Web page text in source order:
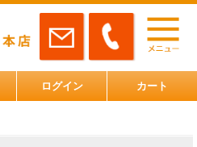
ログイン カート